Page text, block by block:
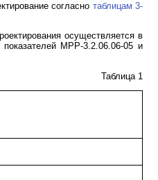
согласно таблицам 3-
осуществляется в
МРР-3.2.06.06-05 и
Таблица 1